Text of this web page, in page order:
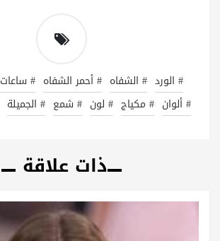
# الورد # الشفاه # أحمر الشفاه # ساعات
# ألوان # مكياج # لون # شمع # الجميلة
ذات علاقة